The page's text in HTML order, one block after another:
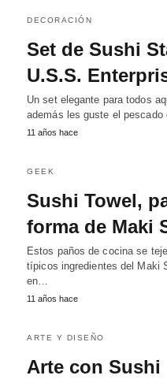
DECORACIÓN
Set de Sushi
U.S.S.
Un set elegante para todos
además les guste el
11 años hace
GEEK
Sushi Towel,
forma de Maki
Estos paños de cocina se
típicos ingredientes del Maki
en…
11 años hace
ARTE Y DISEÑO
Arte con Sushi